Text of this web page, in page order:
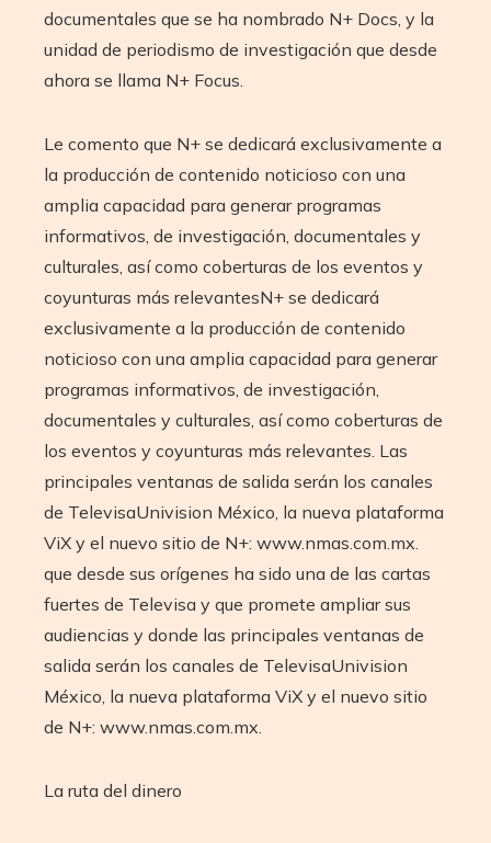
documentales que se ha nombrado N+ Docs, y la
unidad de periodismo de investigación que desde
ahora se llama N+ Focus.
Le comento que N+ se dedicará exclusivamente a
la producción de contenido noticioso con una
amplia capacidad para generar programas
informativos, de investigación, documentales y
culturales, así como coberturas de los eventos y
coyunturas más relevantesN+ se dedicará
exclusivamente a la producción de contenido
noticioso con una amplia capacidad para generar
programas informativos, de investigación,
documentales y culturales, así como coberturas de
los eventos y coyunturas más relevantes. Las
principales ventanas de salida serán los canales
de TelevisaUnivision México, la nueva plataforma
ViX y el nuevo sitio de N+: www.nmas.com.mx.
que desde sus orígenes ha sido una de las cartas
fuertes de Televisa y que promete ampliar sus
audiencias y donde las principales ventanas de
salida serán los canales de TelevisaUnivision
México, la nueva plataforma ViX y el nuevo sitio
de N+: www.nmas.com.mx.
La ruta del dinero